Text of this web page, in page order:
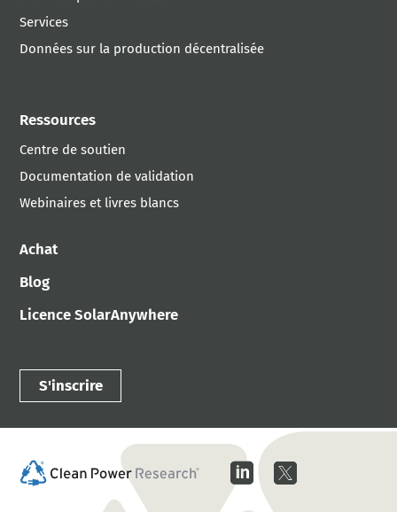
Services
Données sur la production décentralisée
Ressources
Centre de soutien
Documentation de validation
Webinaires et livres blancs
Achat
Blog
Licence SolarAnywhere
S'inscrire